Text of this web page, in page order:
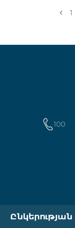
Իսակովի
Ավանեսովի 8/1-
Արշակունյաց
1
100